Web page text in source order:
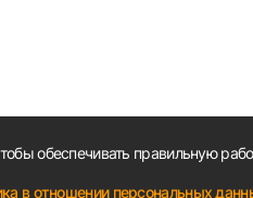
обеспечивать правильную
в отношении персональных